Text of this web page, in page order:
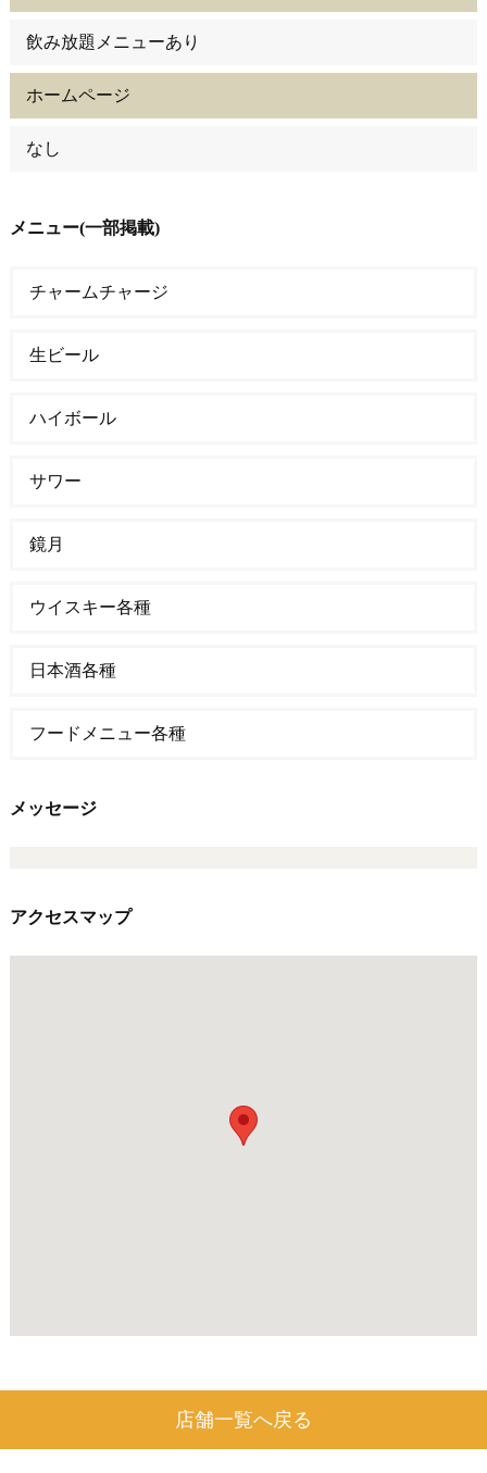
飲み放題メニューあり
ホームページ
なし
メニュー(一部掲載)
チャームチャージ
生ビール
ハイボール
サワー
鏡月
ウイスキー各種
日本酒各種
フードメニュー各種
メッセージ
アクセスマップ
店舗一覧へ戻る